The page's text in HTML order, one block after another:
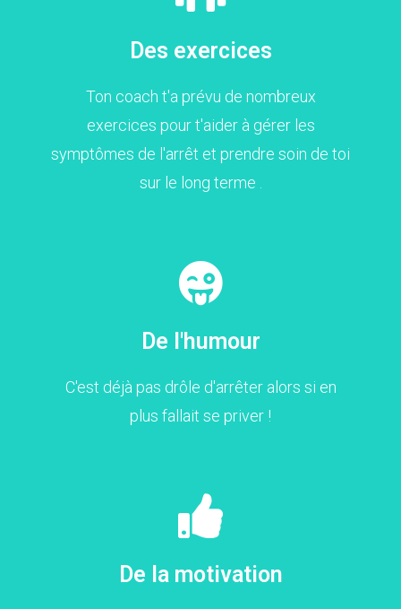
Des exercices
Ton coach t'a prévu de nombreux
exercices pour t'aider à gérer les
symptômes de l'arrêt et prendre soin de toi
sur le long terme .
De l'humour
C'est déjà pas drôle d'arrêter alors si en
plus fallait se priver !
De la motivation